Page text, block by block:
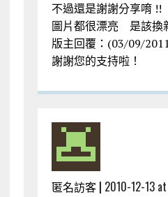
不過還是謝謝分享唷 !!
圖片都很漂亮 是該換
版主回覆：(03/09/
謝謝您的支持啦！
匿名訪客 | 2010-12-13